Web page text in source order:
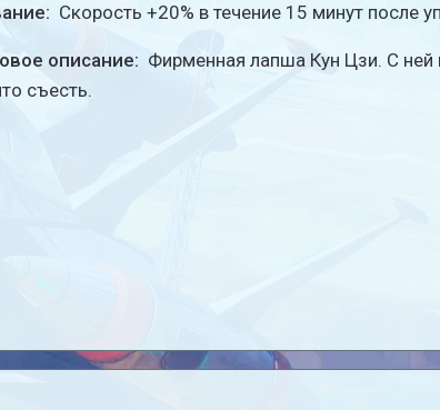
Скорость +20% в течение 15 минут после
описание: Фирменная лапша Кун Цзи. С ней
съесть.